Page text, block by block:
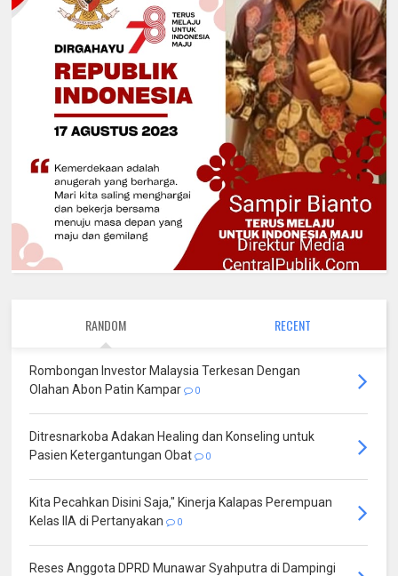
RANDOM RECENT
Rombongan Investor Malaysia Terkesan Dengan
Olahan Abon Patin Kampar
0
Ditresnarkoba Adakan Healing dan Konseling untuk
Pasien Ketergantungan Obat
0
Kita Pecahkan Disini Saja," Kinerja Kalapas Perempuan
Kelas IIA di Pertanyakan
0
Reses Anggota DPRD Munawar Syahputra di Dampingi